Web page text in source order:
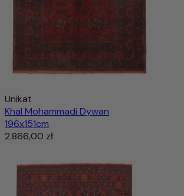
Unikat
Khal Mohammadi Dywan
196x151cm
2.866,00 zł